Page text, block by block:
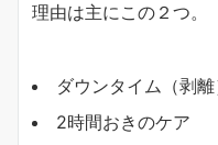
理由は主にこの２つ。
ダウンタイム（剥
2時間おきのケア